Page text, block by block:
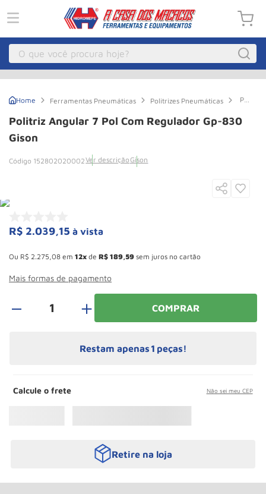
O que você procura hoje?
Ferramentas Pneumáticas Politrizes Pneumáticas
Politriz
7
pol
Politriz Angular 7 Pol Com Regulador Gp-830
Gison
152802020002Ver descriçãoGison
R$ 2.039,15 à vista
Ou R$ 2.275 08 em 12 de R$ 189 59 sem juros no cartão
Mais formas de pagamento
＋ COMPRAR
Restam apenas 1 peças!
Calcule o frete Não sei meu CEP
Retire na loja
3 Macaco Hidraulico
8 Talha
9º Rodizio
10 º Paleteira